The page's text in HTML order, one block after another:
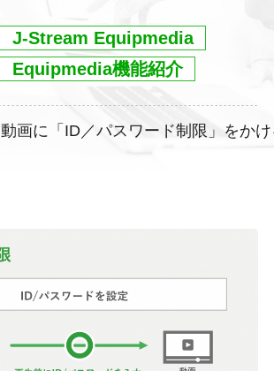
J-Stream Equipmedia
Equipmedia機能紹介
動画に「ID／パスワード制限」をか